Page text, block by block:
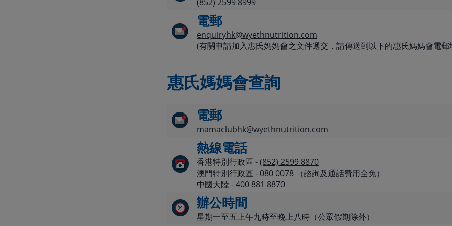
電郵
enquiryhk@wyethnutrition.com
(有關申請加入惠氏媽媽會之文件遞交，請傳送到以下的惠氏媽媽會電郵
惠氏媽媽會查詢
電郵
mamaclubhk@wyethnutrition.com
熱線電話
香港特別行政區 -(852) 2599 8870
澳門特別行政區 - 080 0078（諮詢及通話費用全免）
中國大陸 -400 881 8870
辦公時間
星期一至五上午九時至晚上八時（公眾假期除外）